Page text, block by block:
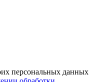
персональных данных